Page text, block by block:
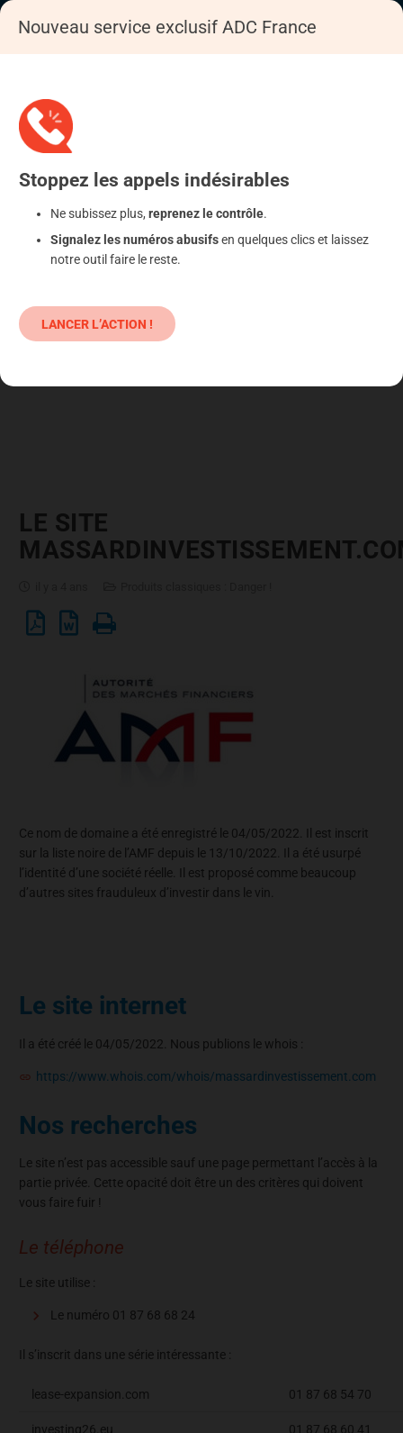
LE SITE
Ce nom de domaine a été enregistré le 04/05/2022. Il est inscrit
sur la liste noire de l’AMF depuis le 13/10/2022. Il a été usurpé
l’identité d’une société réelle. Il est proposé comme beaucoup
d’autres sites frauduleux d’investir dans le vin.
Le site internet
Il a été créé le 04/05/2022. Nous publions le whois :
https://www.whois.com/whois/massardinvestissement.com
Nos recherches
Le site n’est pas accessible sauf une page permettant l’accès à la
partie privée. Cette opacité doit être un des critères qui doivent
vous faire fuir !
Le téléphone
Le site utilise :
Le numéro 01 87 68 68 24
Il s’inscrit dans une série intéressante :
lease-expansion.com 01 87 68 54 70
investing26.eu 01 87 68 60 41
Nouveau service exclusif ADC France
Stoppez les appels indésirables
Ne subissez plus, reprenez le contrôle.
Signalez les numéros abusifsen quelques clics et laissez
notre outil faire le reste.
LANCER L’ACTION !